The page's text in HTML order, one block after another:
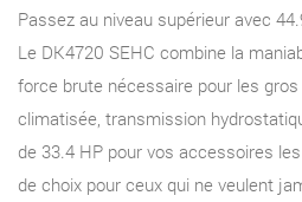
Passez au niveau supérieur avec
Le DK4720 SEHC combine la
force brute nécessaire pour les
climatisée, transmission
de 33.4 HP pour vos accessoires
de choix pour ceux qui ne veulent